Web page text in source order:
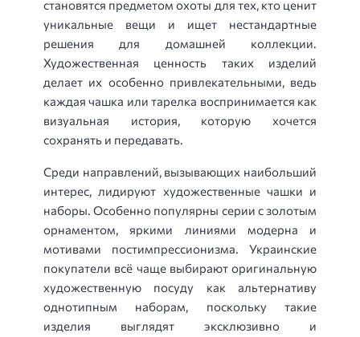
становятся предметом охоты для тех, кто ценит
уникальные вещи и ищет нестандартные
решения для домашней коллекции.
Художественная ценность таких изделий
делает их особенно привлекательными, ведь
каждая чашка или тарелка воспринимается как
визуальная история, которую хочется
сохранять и передавать.
Среди направлений, вызывающих наибольший
интерес, лидируют художественные чашки и
наборы. Особенно популярны серии с золотым
орнаментом, яркими линиями модерна и
мотивами постимпрессионизма. Украинские
покупатели всё чаще выбирают оригинальную
художественную посуду как альтернативу
однотипным наборам, поскольку такие
изделия выглядят эксклюзивно и